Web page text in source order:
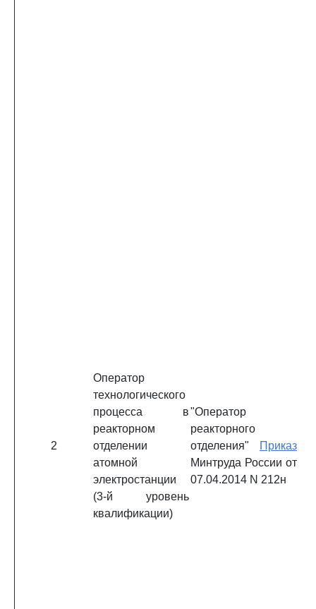
2
Оператор
технологического
процесса в
реакторном
отделении
атомной
электростанции
(3-й уровень
квалификации)
"Оператор
реакторного
отделения"
Приказ
Минтруда России от
07.04.2014 N 212н